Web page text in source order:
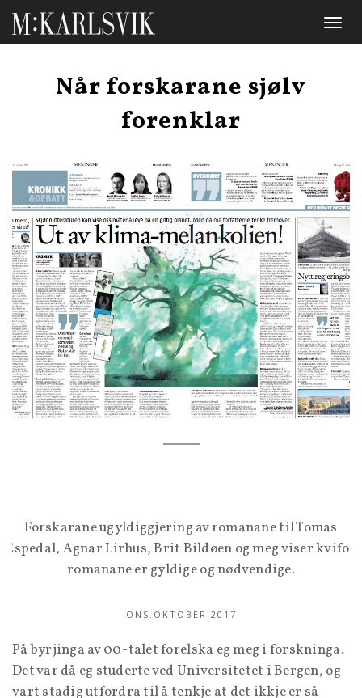
Når forskarane sjølv
forenklar
Forskarane ugyldiggjering av romanane til Tomas
Espedal, Agnar Lirhus, Brit Bildøen og meg viser kvifor
romanane er gyldige og nødvendige.
ONS.OKTOBER.2017
På byrjinga av 00-talet forelska eg meg i forskninga.
Det var då eg studerte ved Universitetet i Bergen, og
vart stadig utfordra til å tenkje at det ikkje er så